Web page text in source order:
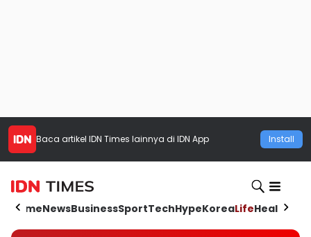
Baca artikel IDN Times lainnya di IDN App Install
HomeNewsBusinessSportTechHypeKoreaLifeHealth